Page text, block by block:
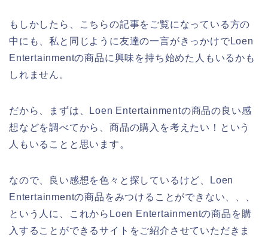
もしかしたら、こちらの記事をご覧になっている方の
中にも、私と同じように友達の一言がきっかけでLoen
Entertainmentの商品に興味を持ち始めた人もいるかも
しれません。
だから、まずは、Loen Entertainmentの商品の良い感
想などを調べてから、商品の購入を考えたい！という
人もいることと思います。
なので、良い感想を色々と探しているけど、Loen
Entertainmentの商品をみつけることができない、、、
という人に、これからLoen Entertainmentの商品を購
入することができるサイトをご紹介させていただきま